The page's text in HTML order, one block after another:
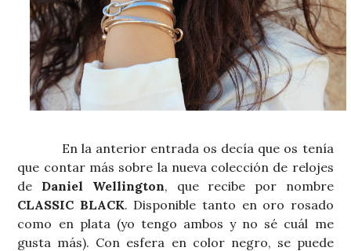
En la anterior entrada os decía que os tenía
que contar más sobre la nueva colección de relojes
de Daniel Wellington, que recibe por nombre
CLASSIC BLACK. Disponible tanto en oro rosado
como en plata (yo tengo ambos y no sé cuál me
gusta más). Con esfera en color negro, se puede